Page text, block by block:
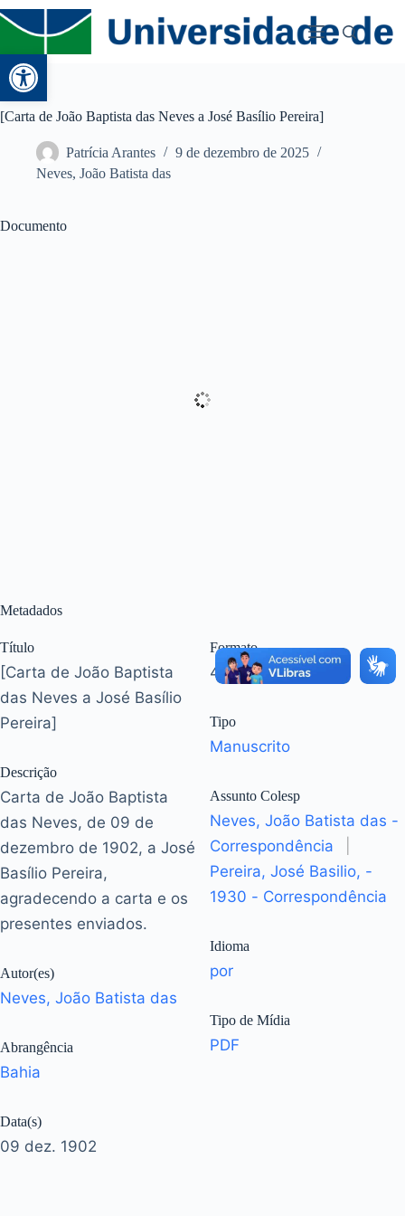
Abrir a barra de ferramentas
[Carta de João Baptista das Neves a José Basílio Pereira]
Patrícia Arantes
9 de dezembro de 2025
Neves, João Batista das
Documento
Metadados
Título
[Carta de João Baptista
das Neves a José Basílio
Pereira]
Descrição
Carta de João Baptista
das Neves, de 09 de
dezembro de 1902, a José
Basílio Pereira,
agradecendo a carta e os
presentes enviados.
Autor(es)
Neves, João Batista das
Abrangência
Bahia
Data(s)
09 dez. 1902
Formato
4 p. (20,1 x 13 cm)
Tipo
Manuscrito
Assunto Colesp
Neves, João Batista das -
Correspondência
Pereira, José Basilio, -
1930 - Correspondência
Idioma
por
Tipo de Mídia
PDF